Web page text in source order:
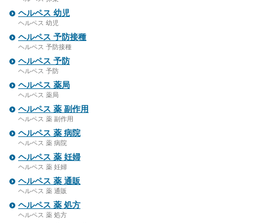
ヘルペス 幼児
ヘルペス 幼児
ヘルペス 予防接種
ヘルペス 予防接種
ヘルペス 予防
ヘルペス 予防
ヘルペス 薬局
ヘルペス 薬局
ヘルペス 薬 副作用
ヘルペス 薬 副作用
ヘルペス 薬 病院
ヘルペス 薬 病院
ヘルペス 薬 妊婦
ヘルペス 薬 妊婦
ヘルペス 薬 通販
ヘルペス 薬 通販
ヘルペス 薬 処方
ヘルペス 薬 処方